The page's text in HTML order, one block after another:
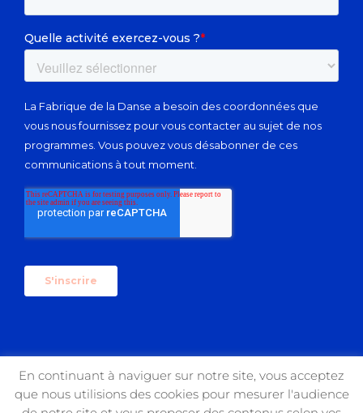
Copyright 2017 USIN'ART | All Rights Reserved
En continuant à naviguer sur notre site, vous acceptez
que nous utilisions des cookies pour mesurer l'audience